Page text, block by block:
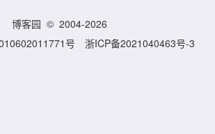
博客园 © 2004-2026
号
浙ICP备2021040463号-3